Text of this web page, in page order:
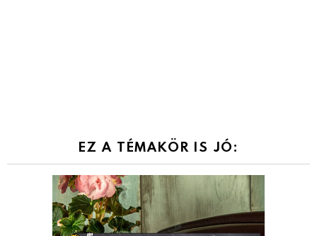
EZ A TÉMAKÖR IS JÓ: